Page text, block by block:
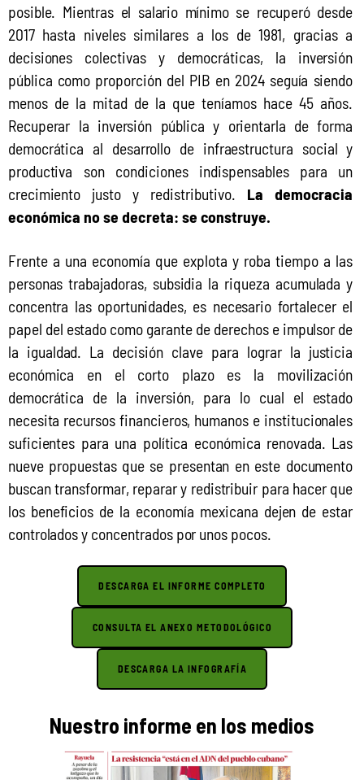
posible. Mientras el salario mínimo se recuperó desde
2017 hasta niveles similares a los de 1981, gracias a
decisiones colectivas y democráticas, la inversión
pública como proporción del PIB en 2024 seguía siendo
menos de la mitad de la que teníamos hace 45 años.
Recuperar la inversión pública y orientarla de forma
democrática al desarrollo de infraestructura social y
productiva son condiciones indispensables para un
crecimiento justo y redistributivo. La democracia
económica no se decreta: se construye.
Frente a una economía que explota y roba tiempo a las
personas trabajadoras, subsidia la riqueza acumulada y
concentra las oportunidades, es necesario fortalecer el
papel del estado como garante de derechos e impulsor de
la igualdad. La decisión clave para lograr la justicia
económica en el corto plazo es la movilización
democrática de la inversión, para lo cual el estado
necesita recursos financieros, humanos e institucionales
suficientes para una política económica renovada. Las
nueve propuestas que se presentan en este documento
buscan transformar, reparar y redistribuir para hacer que
los beneficios de la economía mexicana dejen de estar
controlados y concentrados por unos pocos.
DESCARGA EL INFORME COMPLETO
CONSULTA EL ANEXO METODOLÓGICO
DESCARGA LA INFOGRAFÍA
Nuestro informe en los medios